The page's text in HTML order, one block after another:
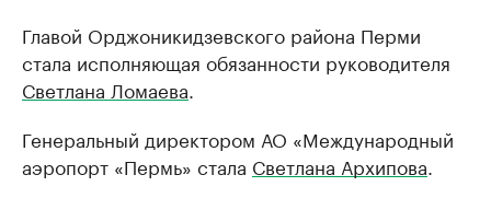
Главой Орджоникидзевского района Перми
стала исполняющая обязанности руководителя
Светлана Ломаева
Генеральный директором АО «Международный
аэропорт «Пермь» стала Светлана Архипова